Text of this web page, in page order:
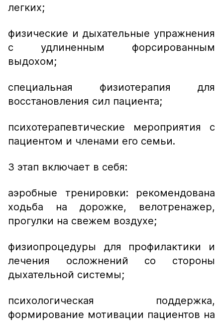
легких;
физические и дыхательные упражнения
с удлиненным форсированным
выдохом;
специальная физиотерапия для
восстановления сил пациента;
психотерапевтические мероприятия с
пациентом и членами его семьи.
3 этап включает в себя:
аэробные тренировки: рекомендована
ходьба на дорожке, велотренажер,
прогулки на свежем воздухе;
физиопроцедуры для профилактики и
лечения осложнений со стороны
дыхательной системы;
психологическая поддержка,
формирование мотивации пациентов на